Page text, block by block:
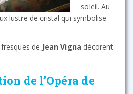
soleil. Au
lustre de cristal qui symbolise
de Jean Vigna décorent
de l’Opéra de